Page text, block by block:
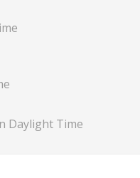
Daylight Time